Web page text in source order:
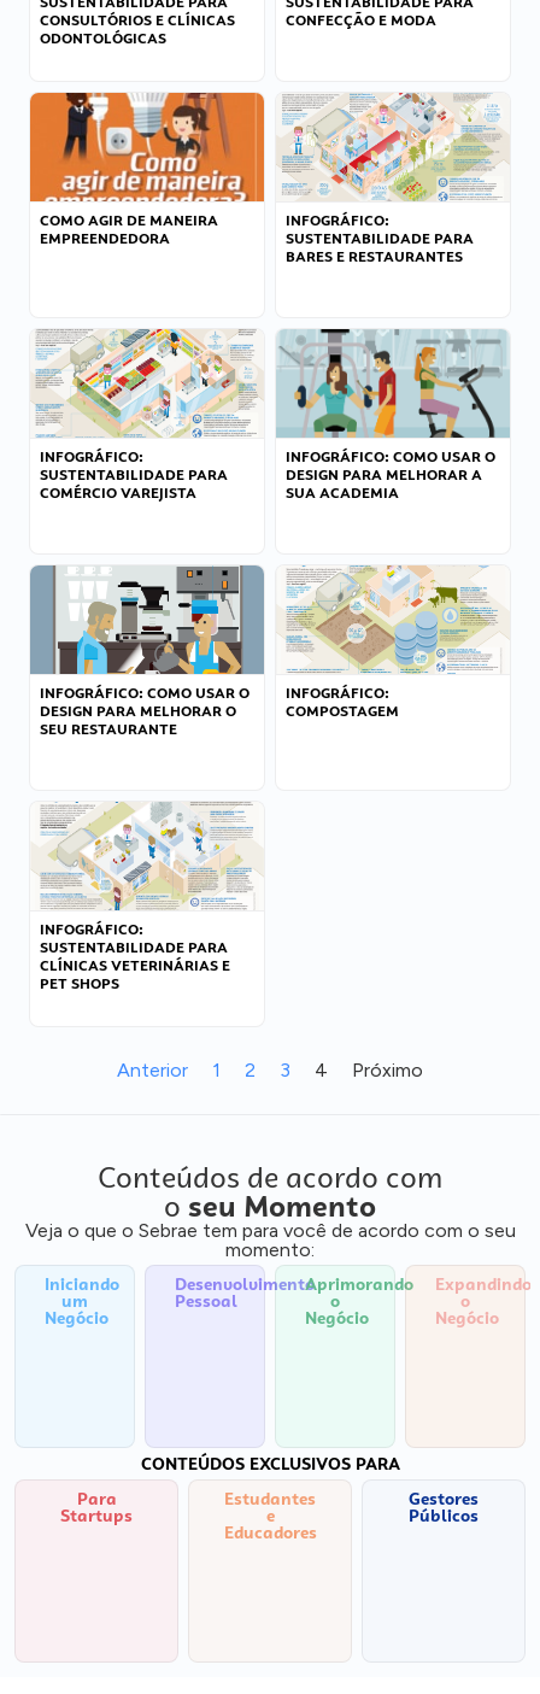
CONSULTÓRIOS E CLÍNICAS
ODONTOLÓGICAS
CONFECÇÃO E MODA
COMO AGIR DE MANEIRA
EMPREENDEDORA
INFOGRÁFICO:
SUSTENTABILIDADE PARA
BARES E RESTAURANTES
INFOGRÁFICO:
SUSTENTABILIDADE PARA
COMÉRCIO VAREJISTA
INFOGRÁFICO: COMO USAR O
DESIGN PARA MELHORAR A
SUA ACADEMIA
INFOGRÁFICO: COMO USAR O
DESIGN PARA MELHORAR O
SEU RESTAURANTE
INFOGRÁFICO:
COMPOSTAGEM
INFOGRÁFICO:
SUSTENTABILIDADE PARA
CLÍNICAS VETERINÁRIAS E
PET SHOPS
Anterior 1 2 3 4 Próximo
Conteúdos de acordo com
o seu Momento
Veja o que o Sebrae tem para você de acordo com o seu
momento:
Iniciando
um
Negócio
Desenvolvimento
Pessoal
Aprimorando
o
Negócio
Expandindo
o
Negócio
CONTEÚDOS EXCLUSIVOS PARA
Para
Startups
Estudantes
e
Educadores
Gestores
Públicos